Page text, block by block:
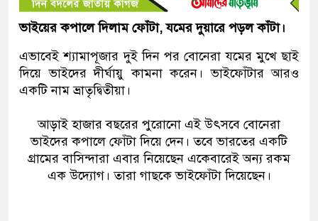
ভাইয়ের কপালে দিলাম ফোঁটা, যমের দুয়ারে পড়ল কাঁটা।
এভাবেই শ্যামাপূজার দুই দিন পর বোনেরা যমের মুখে ছাই
দিয়ে ভাইদের দীর্ঘায়ু কামনা করেন। ভাইফোঁটার আরও
একটি নাম ভ্রাতৃদ্বিতীয়া।
আড়াই হাজার বছরের পুরোনো এই উৎসবে বোনেরা
ভাইদের কপালে ফোঁটা দিয়ে দেন। তবে ভারতের একটি
গ্রামের বাসিন্দারা এবার নিয়েছেন একেবারেই অন্য রকম
এক উদ্যোগ। তারা গাছকে ভাইফোঁটা দিয়েছেন।